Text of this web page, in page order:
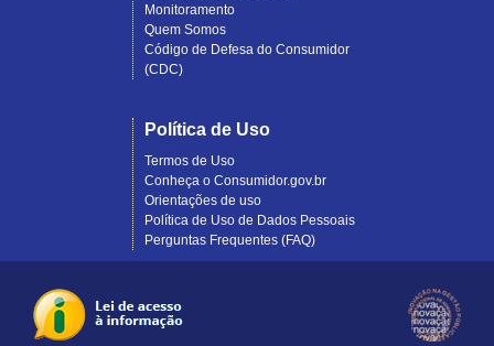
Monitoramento
Quem Somos
Código de Defesa do Consumidor
(CDC)
Política de Uso
Termos de Uso
Conheça o Consumidor.gov.br
Orientações de uso
Política de Uso de Dados Pessoais
Perguntas Frequentes (FAQ)